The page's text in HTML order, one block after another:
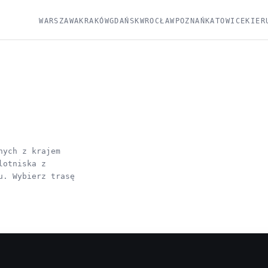
WARSZAWAKRAKÓWGDAŃSKWROCŁAW POZNAŃKATOWICE
z krajem
z
Wybierz trasę